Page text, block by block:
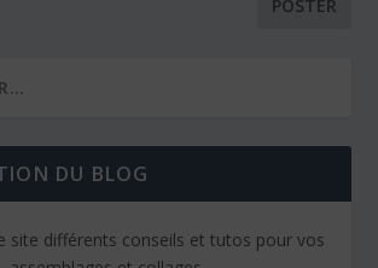
DU BLOG
site différents conseils et tutos pour vos